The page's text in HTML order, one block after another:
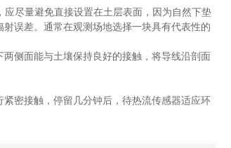
尽量避免直接设置在土层表面，因为自然下垫
误差。通常在观测场地选择一块具有代表性的
侧面能与土壤保持良好的接触，将导线沿剖面
密接触，停留几分钟后，待热流传感器适应环